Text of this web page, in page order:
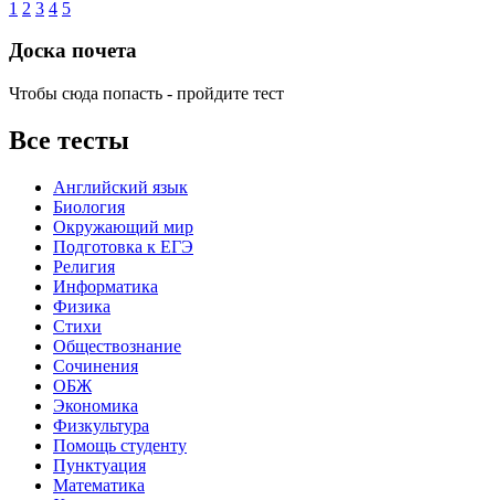
1 2 3 4 5
Доска почета
Чтобы сюда попасть - пройдите тест
Все тесты
Английский язык
Биология
Окружающий мир
Подготовка к ЕГЭ
Религия
Информатика
Физика
Стихи
Обществознание
Сочинения
ОБЖ
Экономика
Физкультура
Помощь студенту
Пунктуация
Математика